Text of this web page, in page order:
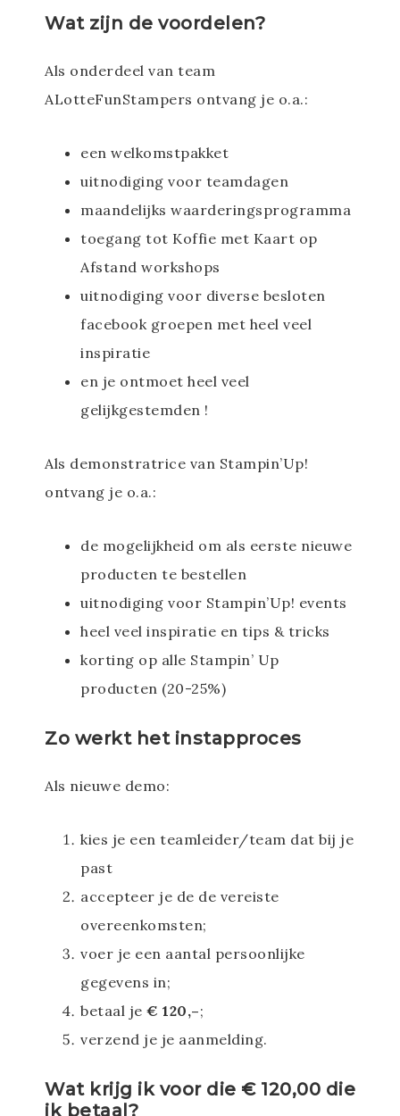
Wat zijn de voordelen?
Als onderdeel van team
ALotteFunStampers ontvang je o.a.:
een welkomstpakket
uitnodiging voor teamdagen
maandelijks waarderingsprogramma
toegang tot Koffie met Kaart op
Afstand workshops
uitnodiging voor diverse besloten
facebook groepen met heel veel
inspiratie
en je ontmoet heel veel
gelijkgestemden !
Als demonstratrice van Stampin’Up!
ontvang je o.a.:
de mogelijkheid om als eerste nieuwe
producten te bestellen
uitnodiging voor Stampin’Up! events
heel veel inspiratie en tips & tricks
korting op alle Stampin’ Up
producten (20-25%)
Zo werkt het instapproces
Als nieuwe demo:
kies je een teamleider/team dat bij je
past
accepteer je de de vereiste
overeenkomsten;
voer je een aantal persoonlijke
gegevens in;
betaal je € 120,–;
verzend je je aanmelding.
Wat krijg ik voor die € 120,00 die
ik betaal?